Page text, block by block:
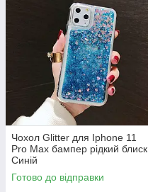
Чохол Glitter для Iphone 11
Pro Max бампер рідкий блиск
Синій
Готово до відправки